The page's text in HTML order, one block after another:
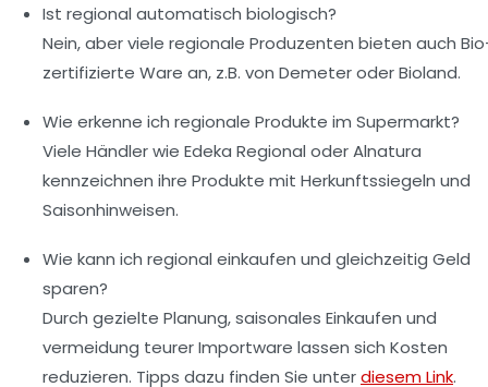
Ist regional automatisch biologisch?
Nein, aber viele regionale Produzenten bieten auch
zertifizierte Ware an, z.B. von Demeter oder Bioland.
Wie erkenne ich regionale Produkte im Supermarkt?
Viele Händler wie Edeka Regional oder Alnatura
kennzeichnen ihre Produkte mit Herkunftssiegeln und
Saisonhinweisen.
Wie kann ich regional einkaufen und gleichzeitig Geld
sparen?
Durch gezielte Planung, saisonales Einkaufen und
vermeidung teurer Importware lassen sich Kosten
reduzieren. Tipps dazu finden Sie unterdiesem Link.